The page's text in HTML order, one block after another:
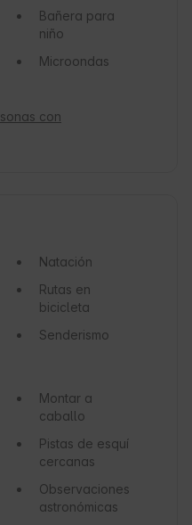
Bañera para
niño
Microondas
con
Natación
Rutas en
bicicleta
Senderismo
Montar a
caballo
Pistas de esquí
cercanas
Observaciones
astronómicas